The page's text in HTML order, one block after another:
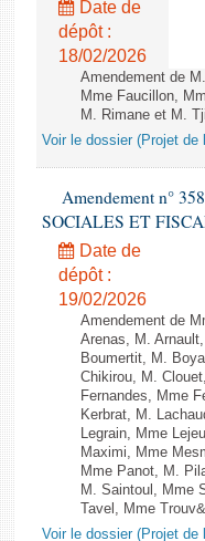
Date de
dépôt :
18/02/2026
Amendement de
Mme Faucillon,
M. Rimane et M.
Voir le dossier (Projet
Amendement n°
SOCIALES ET
Date de
dépôt :
19/02/2026
Amendement de
Arenas, M.
Boumertit, M.
Chikirou, M.
Fernandes, Mme
Kerbrat, M.
Legrain, Mme
Maximi, Mme
Mme Panot, M.
M. Saintoul, Mme
Tavel, Mme
Voir le dossier (Projet